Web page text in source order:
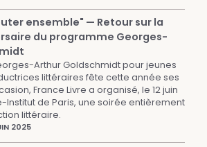
ensemble" — Retour sur la
du programme Georges-
Arthur Goldschmidt pour jeunes
littéraires fête cette année ses
France Livre a organisé, le 12 juin
Institut de Paris, une soirée entièrement
littéraire.
2025